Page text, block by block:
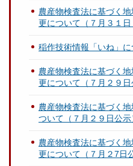
農産物検査法に基づく
更について（７月３１日
稲作技術情報「いね」に
農産物検査法に基づく
更について（７月２９日
農産物検査法に基づく
ついて（７月２９日公示
農産物検査法に基づく
更について（７月２7日